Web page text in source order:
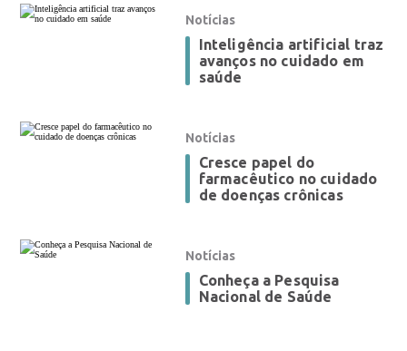
Notícias
Inteligência artificial traz
avanços no cuidado em
saúde
Notícias
Cresce papel do
farmacêutico no cuidado
de doenças crônicas
Notícias
Conheça a Pesquisa
Nacional de Saúde